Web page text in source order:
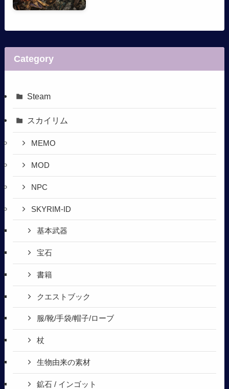
Category
Steam
スカイリム
MEMO
MOD
NPC
SKYRIM-ID
基本武器
宝石
書籍
クエストブック
服/靴/手袋/帽子/ローブ
杖
生物由来の素材
鉱石 / インゴット